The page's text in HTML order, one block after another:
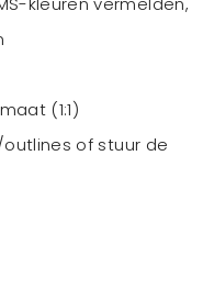
(1:1)
of stuur de